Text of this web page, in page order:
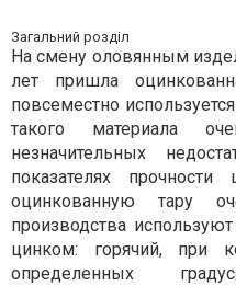
Загальний розділ
На смену оловянным
лет пришла
повсеместно
такого материала
незначительных
показателях
оцинкованную тару
производства
цинком: горячий, при
определенных